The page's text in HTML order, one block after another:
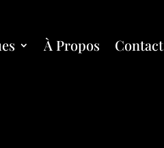
À Propos Contact